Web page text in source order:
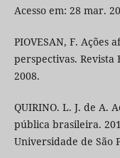
Acesso em: 28 mar.
PIOVESAN, F. Ações
perspectivas. Revista
2008.
QUIRINO. L. J. de A.
pública brasileira.
Universidade de São